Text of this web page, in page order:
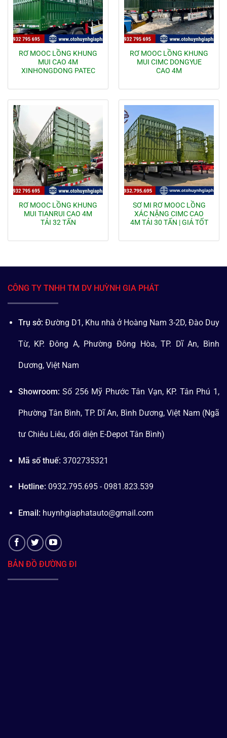
RƠ MOOC LỒNG KHUNG
MUI CAO 4M
XINHONGDONG PATEC
RƠ MOOC LỒNG KHUNG
MUI CIMC DONGYUE
CAO 4M
RƠ MOOC LỒNG KHUNG
MUI TIANRUI CAO 4M
TẢI 32 TẤN
SƠ MI RƠ MOOC LỒNG
XÁC NẶNG CIMC CAO
4M TẢI 30 TẤN | GIÁ TỐT
CÔNG TY TNHH TM DV HUỲNH GIA PHÁT
Trụ sở: Đường D1, Khu nhà ở Hoàng Nam 3-2D, Đào Duy
Từ, KP. Đông A, Phường Đông Hòa, TP. Dĩ An, Bình
Dương, Việt Nam
Showroom: Số 256 Mỹ Phước Tân Vạn, KP. Tân Phú 1,
Phường Tân Bình, TP. Dĩ An, Bình Dương, Việt Nam (Ngã
tư Chiêu Liêu, đối diện E-Depot Tân Bình)
Mã số thuế: 3702735321
Hotline: 0932.795.695 - 0981.823.539
Email: huynhgiaphatauto@gmail.com
BẢN ĐỒ ĐƯỜNG ĐI